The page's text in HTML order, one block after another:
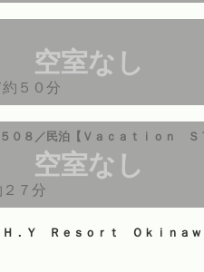
空室なし
５０分
空室なし
８／民泊【Ｖａｃａｔｉｏｎ Ｓ
７分
．Ｙ Ｒｅｓｏｒｔ Ｏｋｉｎａ